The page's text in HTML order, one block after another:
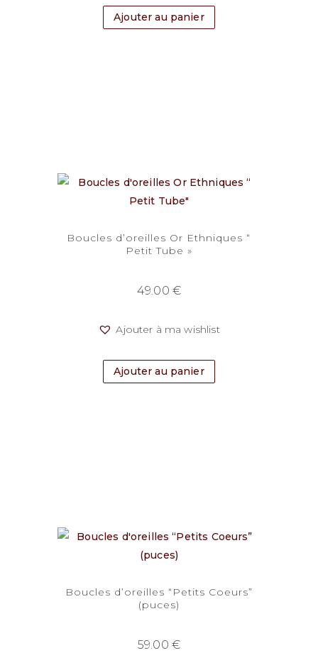
Ajouter au panier
Boucles d’oreilles Or Ethniques “
Petit Tube »
49.00 €
Ajouter à ma wishlist
Ajouter au panier
Boucles d’oreilles “Petits Coeurs”
(puces)
59.00 €